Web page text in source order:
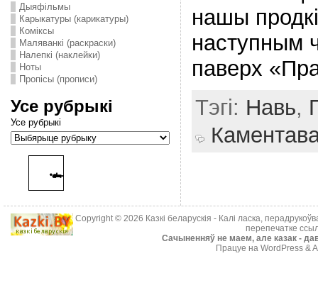
Дыяфільмы
Карыкатуры (карикатуры)
Комiксы
Маляванкі (раскраски)
Налепкі (наклейки)
Ноты
Пропісы (прописи)
Усе рубрыкі
Усе рубрыкі
нашы
наступным
паверх
Тэгі: Навь,
Copyright © 2026 Казкі беларускія - Калі ласка,
перепечатке
Cачыненняў не маем, але казак -
Працуе на WordPress &